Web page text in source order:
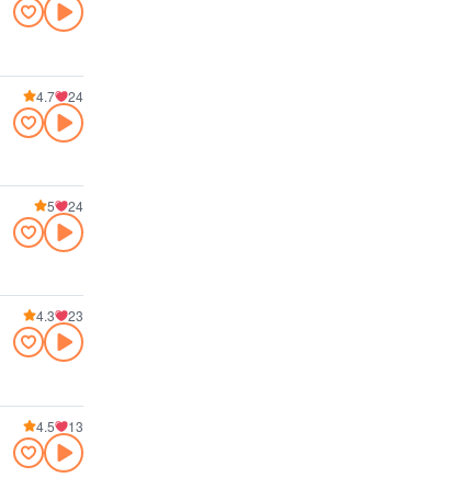
4.7 24
5 24
4.3 23
4.5 13